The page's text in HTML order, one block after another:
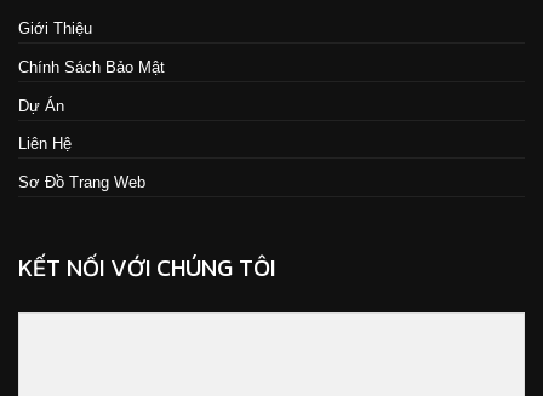
Giới Thiệu
Chính Sách Bảo Mật
Dự Án
Liên Hệ
Sơ Đồ Trang Web
KẾT NỐI VỚI CHÚNG TÔI